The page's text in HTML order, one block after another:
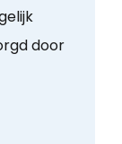
door